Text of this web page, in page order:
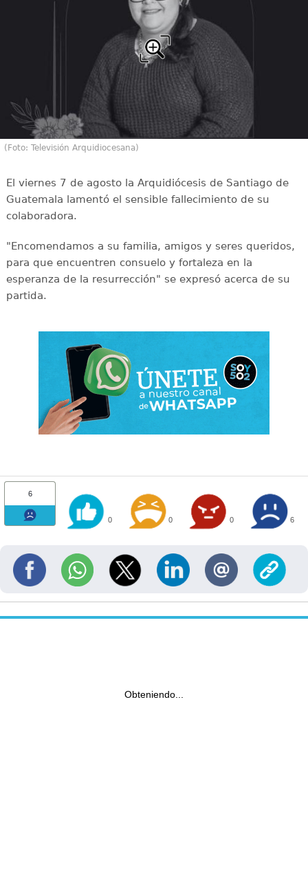
(Foto: Televisión Arquidiocesana)
El viernes 7 de agosto la Arquidiócesis de Santiago de
Guatemala lamentó el sensible fallecimiento de su
colaboradora.
"Encomendamos a su familia, amigos y seres queridos,
para que encuentren consuelo y fortaleza en la
esperanza de la resurrección" se expresó acerca de su
partida.
6
0 0 0 6
Obteniendo...